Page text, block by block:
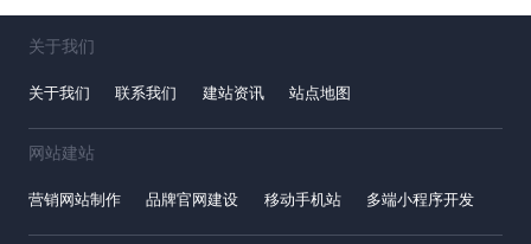
关于我们
关于我们 联系我们 建站资讯 站点地图
网站建站
营销网站制作 品牌官网建设 移动手机站 多端小程序开发